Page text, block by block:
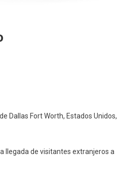
Dallas Fort Worth, Estados Unidos,
llegada de visitantes extranjeros a